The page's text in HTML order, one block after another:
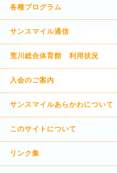
各種プログラム
サンスマイル通信
荒川総合体育館 利用状況
入会のご案内
サンスマイルあらかわについて
このサイトについて
リンク集